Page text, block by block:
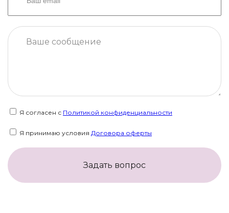
Я согласен с Политикой конфиденциальности
Я принимаю условия Договора оферты
Задать вопрос